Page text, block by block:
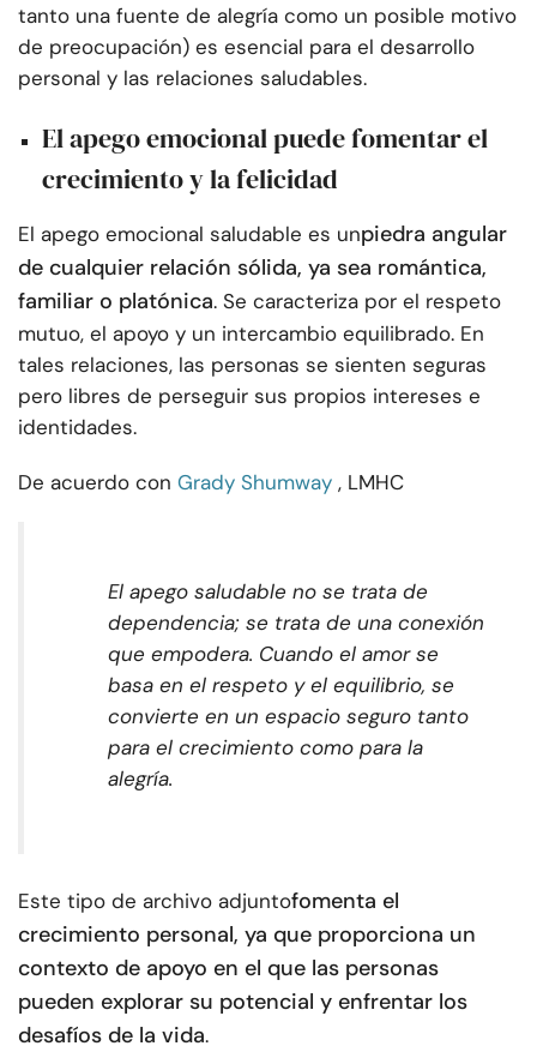
tanto una fuente de alegría como un posible motivo
de preocupación) es esencial para el desarrollo
personal y las relaciones saludables.
El apego emocional puede fomentar el
crecimiento y la felicidad
El apego emocional saludable es unpiedra angular
de cualquier relación sólida, ya sea romántica,
familiar o platónica. Se caracteriza por el respeto
mutuo, el apoyo y un intercambio equilibrado. En
tales relaciones, las personas se sienten seguras
pero libres de perseguir sus propios intereses e
identidades.
De acuerdo con Grady Shumway , LMHC
El apego saludable no se trata de
dependencia; se trata de una conexión
que empodera. Cuando el amor se
basa en el respeto y el equilibrio, se
convierte en un espacio seguro tanto
para el crecimiento como para la
alegría.
Este tipo de archivo adjuntofomenta el
crecimiento personal, ya que proporciona un
contexto de apoyo en el que las personas
pueden explorar su potencial y enfrentar los
desafíos de la vida.